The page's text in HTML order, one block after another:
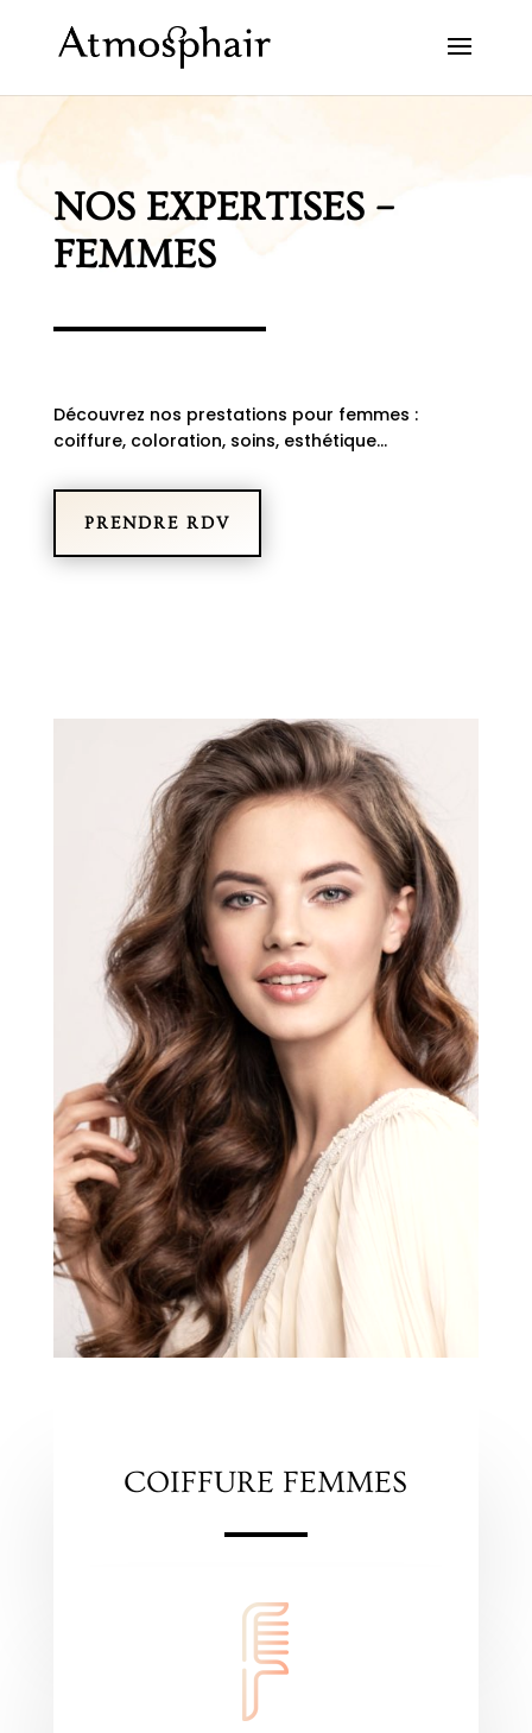
NOS EXPERTISES –
FEMMES
Découvrez nos prestations pour femmes :
coiffure, coloration, soins, esthétique…
PRENDRE RDV
COIFFURE FEMMES